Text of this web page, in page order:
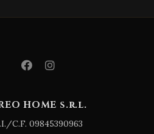
HOME s.r.l.
C.F. 09845390963